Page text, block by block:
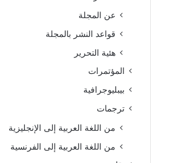
عن المجلة
قواعد النشر بالمجلة
هئية التحرير
المؤتمرات
بيبليوجرافية
ترجمات
من اللغة العربية إلى الإنجليزية
من اللغة العربية إلى الفرنسية